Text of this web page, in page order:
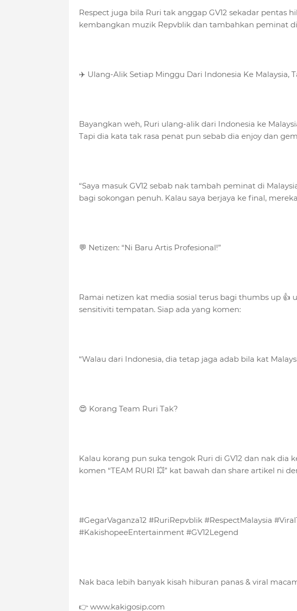
Respect juga bila Ruri tak anggap GV12 sekadar pentas
kembangkan muzik Repvblik dan tambahkan
✈️ Ulang-Alik Setiap Minggu Dari Indonesia Ke Malaysia,
Bayangkan weh, Ruri ulang-alik dari Indonesia ke
Tapi dia kata tak rasa penat pun sebab dia enjoy dan
“Saya masuk GV12 sebab nak tambah peminat di
bagi sokongan penuh. Kalau saya berjaya ke final,
💬 Netizen: “Ni Baru Artis Profesional!”
Ramai netizen kat media sosial terus bagi thumbs up 👍
sensitiviti tempatan. Siap ada yang komen:
“Walau dari Indonesia, dia tetap jaga adab bila kat
😍 Korang Team Ruri Tak?
Kalau korang pun suka tengok Ruri di GV12 dan nak dia
komen “TEAM RURI 💥” kat bawah dan share artikel ni
#GegarVaganza12 #RuriRepvblik #RespectMalaysia
#KakishopeeEntertainment #GV12Legend
Nak baca lebih banyak kisah hiburan panas & viral
👉 www.kakigosip.com